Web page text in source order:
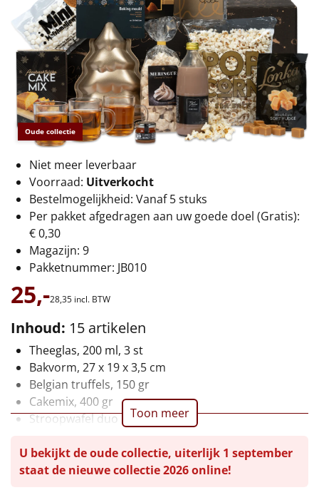
€50 tot €55
€55 tot €75
€75 tot €100
€100 en hoger
Alle kerstpakketten 2026
Thema
Origineel
Rituals
Luxe
Mannen
Vrouwen
Duurzaam
Goedkope
Oude collectie
Niet meer leverbaar
Voorraad: Uitverkocht
Bestelmogelijkheid: Vanaf 5 stuks
Per pakket afgedragen aan uw goede doel (Gratis):
€ 0,30
Magazijn: 9
Pakketnummer: JB010
25,-28,35 incl. BTW
Inhoud: 15 artikelen
Theeglas, 200 ml, 3 st
Bakvorm, 27 x 19 x 3,5 cm
Belgian truffels, 150 gr
Cakemix, 400 gr
Stroopwafel duo pak, 64 gr
Popcorn, 100 gr
Chocomelk, 500 ml
Toon meer
U bekijkt de oude collectie, uiterlijk 1 september
staat de nieuwe collectie 2026 online!